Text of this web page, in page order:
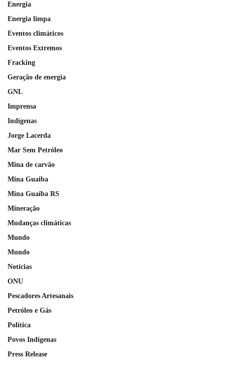
Energia
Energia limpa
Eventos climáticos
Eventos Extremos
Fracking
Geração de energia
GNL
Imprensa
Indígenas
Jorge Lacerda
Mar Sem Petróleo
Mina de carvão
Mina Guaiba
Mina Guaíba RS
Mineração
Mudanças climáticas
Mundo
Mundo
Notícias
ONU
Pescadores Artesanais
Petróleo e Gás
Política
Povos Indígenas
Press Release